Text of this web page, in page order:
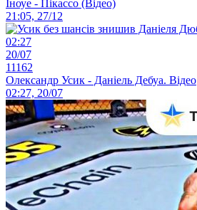
Іноуе - Пікассо (Відео)
21:05, 27/12
02:27
20/07
11162
Олександр Усик - Даніель Дебуа. Відео
02:27, 20/07